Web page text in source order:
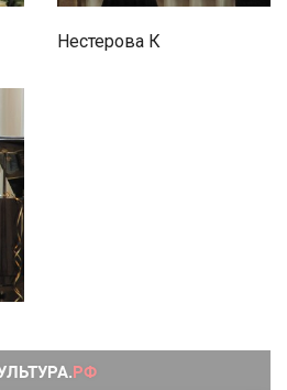
Нестерова К